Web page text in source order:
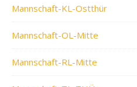
Mannschaft-KL-Ostthür
Mannschaft-OL-Mitte
Mannschaft-RL-Mitte